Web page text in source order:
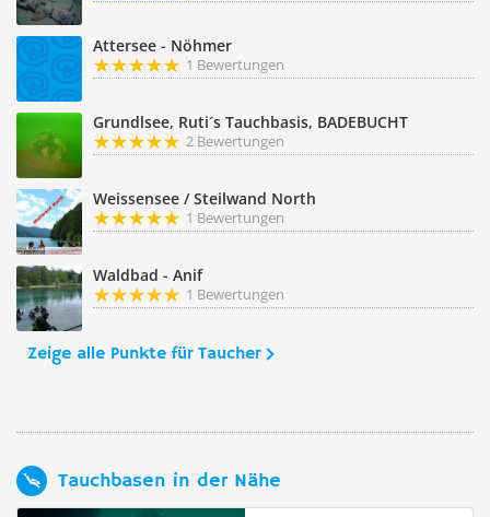
Attersee - Nöhmer
1 Bewertungen
Grundlsee, Ruti´s Tauchbasis, BADEBUCHT
2 Bewertungen
Weissensee / Steilwand North
1 Bewertungen
Waldbad - Anif
1 Bewertungen
Zeige alle Punkte für Taucher
Tauchbasen in der Nähe